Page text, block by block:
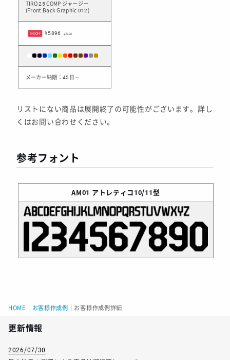
TIRO 25 COMP ジャージー
(Front Back Graphic 012)
20%OFF ¥5896 ¥7370
メーカー納期：45日～
リストにない商品は展開終了の可能性がございます。詳し
くはお問い合わせください。
参考フォント
AM01 アトレティコ10/11型
HOME お客様作成例 お客様作成例詳細
更新情報
2026/07/30